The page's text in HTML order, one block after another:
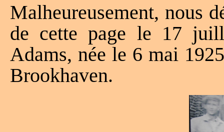
Malheureusement, nous
de cette page le 17
Adams, née le 6 mai
Brookhaven.